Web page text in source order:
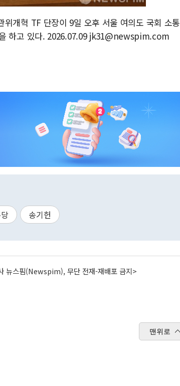
개혁 TF 단장이 9일 오후 서울 여의도 국회 소통
하고 있다. 2026.07.09 jk31@newspim.com
송기헌
뉴스핌(Newspim), 무단 전재-재배포 금지>
맨위로